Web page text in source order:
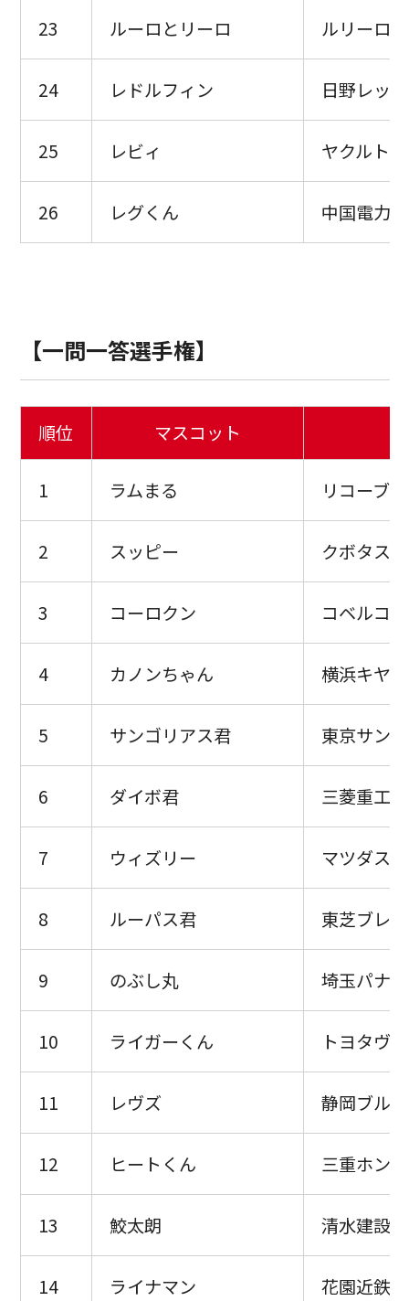
23 ルーロとリーロ ルリーロ
24 レドルフィン 日野レッ
25 レビィ ヤクルト
26 レグくん 中国電力
【一問一答選手権】
順位 マスコット
1 ラムまる リコーブ
2 スッピー クボタス
3 コーロクン コベルコ
4 カノンちゃん 横浜キヤ
5 サンゴリアス君 東京サン
6 ダイボ君 三菱重工
7 ウィズリー マツダス
8 ルーパス君 東芝ブレ
9 のぶし丸 埼玉パナ
10 ライガーくん トヨタヴ
11 レヴズ 静岡ブル
12 ヒートくん 三重ホン
13 鮫太朗 清水建設
14 ライナマン 花園近鉄